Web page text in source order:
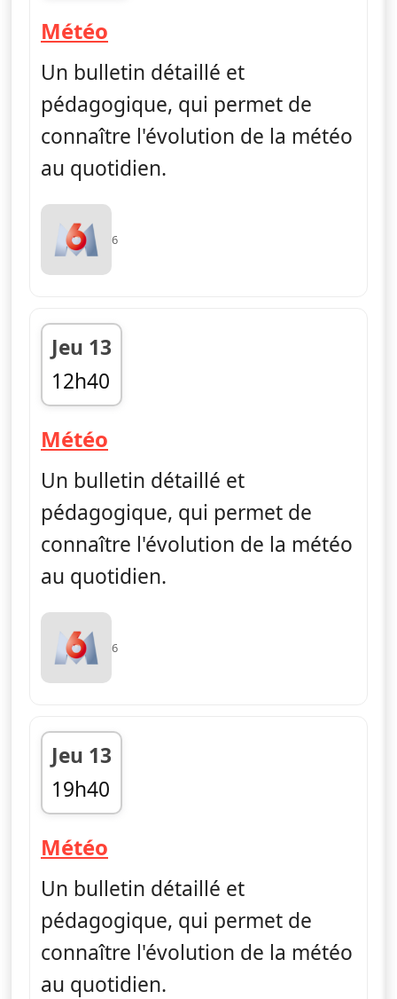
Météo
Un bulletin détaillé et
pédagogique, qui permet de
connaître l'évolution de la météo
au quotidien.
6
Jeu 13
12h40
fin 12h45
Météo
Un bulletin détaillé et
pédagogique, qui permet de
connaître l'évolution de la météo
au quotidien.
6
Jeu 13
19h40
fin 19h45
Météo
Un bulletin détaillé et
pédagogique, qui permet de
connaître l'évolution de la météo
au quotidien.